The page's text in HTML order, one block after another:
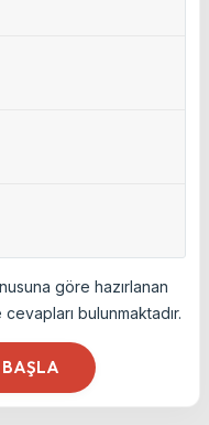
göre hazırlanan
bulunmaktadır.
BAŞLA